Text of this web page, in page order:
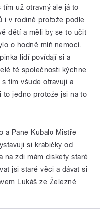
už otravný ale já to
i v rodině protože podle
dětí a měli by se to učit
o hodně míň nemocí.
lidí povídají si a
té společnosti kýchne
tím všude otravuji a
to jedno protože jsi na to
a Pane Kubalo Mistře
si krabičky od
na zdi mám diskety staré
jsi staré věci a dávat si
Lukáš ze Železné